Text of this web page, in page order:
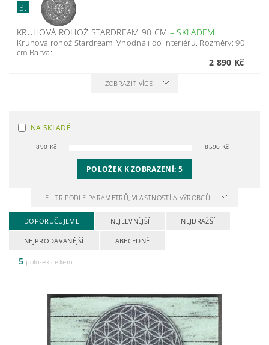
3.
KRUHOVÁ ROHOŽ STARDREAM 90 CM – SKLADEM
Kruhová rohož Stardream. Vhodná i do interiéru. Rozměry: 90
cm Barva:...
2 890 Kč
ZOBRAZIT VÍCE
NA SKLADĚ
890 Kč 8590 Kč
POLOŽEK K ZOBRAZENÍ: 5
FILTR PODLE PARAMETRŮ, VLASTNOSTÍ A VÝROBCŮ
DOPORUČUJEME NEJLEVNĚJŠÍ NEJDRAŽŠÍ
NEJPRODÁVANĚJŠÍ ABECEDNĚ
5 položek celkem